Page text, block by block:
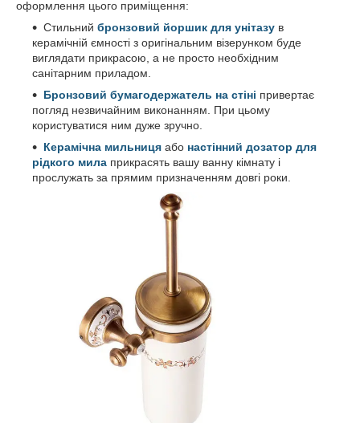
оформлення цього приміщення:
Стильний бронзовий йоршик для унітазу в
керамічній ємності з оригінальним візерунком буде
виглядати прикрасою, а не просто необхідним
санітарним приладом.
Бронзовий бумагодержатель на стіні привертає
погляд незвичайним виконанням. При цьому
користуватися ним дуже зручно.
Керамічна мильниця або настінний дозатор для
рідкого мила прикрасять вашу ванну кімнату і
прослужать за прямим призначенням довгі роки.